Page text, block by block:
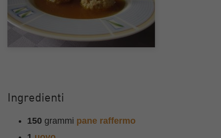
Ingredienti
150 grammi pane raffermo